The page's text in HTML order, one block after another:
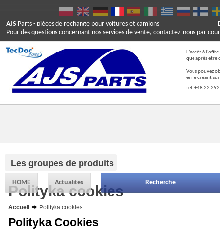
AJS Parts - pièces de rechange pour voitures et camions
Pour des questions concernant nos services de vente, contactez-nous par
L'accès à
que après etre
Vous pouvez
en le créant
tel. +48 22
HOME Actualités Recherche
Les groupes de produits
Polityka cookies
Accueil Polityka cookies
Polityka Cookies